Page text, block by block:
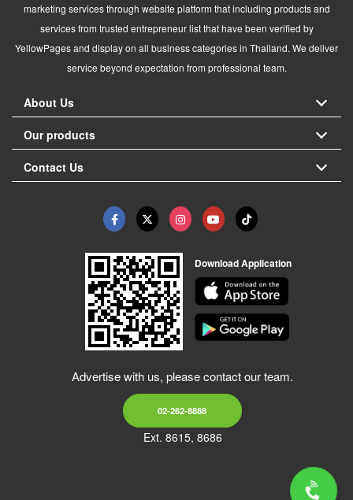
marketing services through website platform that including products and
services from trusted entrepreneur list that have been verified by
YellowPages and display on all business categories in Thailand. We deliver
service beyond expectation from professional team.
About Us
Our products
Contact Us
Download Application
Advertise with us, please contact our team.
02-262-8888
Ext. 8615, 8686